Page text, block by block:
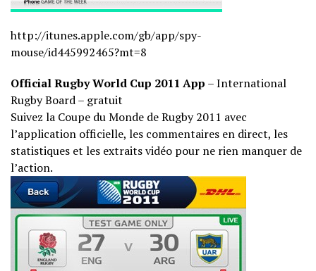
http://itunes.apple.com/gb/app/spy-
mouse/id445992465?mt=8
Official Rugby World Cup 2011 App – International
Rugby Board – gratuit
Suivez la Coupe du Monde de Rugby 2011 avec
l’application officielle, les commentaires en direct, les
statistiques et les extraits vidéo pour ne rien manquer de
l’action.